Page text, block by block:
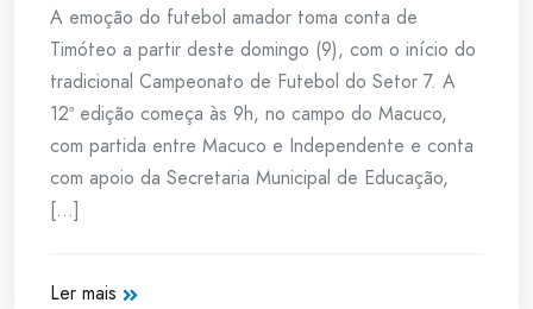
A emoção do futebol amador toma conta de
Timóteo a partir deste domingo (9), com o início do
tradicional Campeonato de Futebol do Setor 7. A
12ª edição começa às 9h, no campo do Macuco,
com partida entre Macuco e Independente e conta
com apoio da Secretaria Municipal de Educação,
[...]
Ler mais